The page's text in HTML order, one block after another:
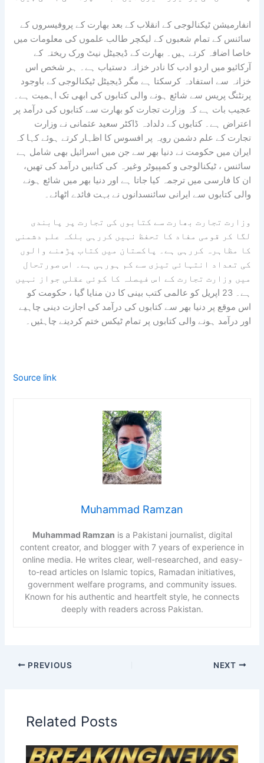
انفارمیشن ٹیکنالوجی کے انقلاب کے بعد بھارت کے پروفیسروں کے
سائنس کے تمام شعبوں کے لیکچر طالب علموں کی معلومات میں
خاصا اضافہ کرتے ہیں۔ بھارت کے ڈیجیٹل نیٹ ورک ریختہ کے
آرکائیو میں اردو ادب کا نادر خزانہ دستیاب ہے۔ ہر شخص اس
خزانہ سے استفادہ کرسکتا ہے مگر ڈیجیٹل ٹیکنالوجی کے باوجود
پرنٹنگ پریس سے شائع ہونے والی کتابوں کی ابھی تک اہمیت ہے۔
عجیب بات ہے کہ وزارت تجارت کو بھارت سے کتابوں کی درآمد پر
اعتراض ہے۔ کتابوں کے دلدادہ ڈاکٹر سعید عثمانی نے وزارت
تجارت کے علم دشمن رویہ پر افسوس کا اظہار کرتے ہوئے کہا کہ
ایران میں حکومت نے دنیا بھر سے جن میں اسرائیل بھی شامل ہے
سائنس ، ٹیکنالوجی و کمپیوٹر وغیرہ کی کتابیں درآمد کی تھیں،
ان کا فارسی میں ترجمہ کیا جاتا ہے اور دنیا بھر میں شائع ہونے
والی کتابوں سے ایرانی سائنسدانوں نے بہت فائدے اٹھائے۔
لگا کر قومی مفاد کا تحفظ نہیں کررہی بلکہ علم دشمنی
کا مظاہرہ کررہی ہے۔ پاکستان میں کتاب پڑھنے والوں
کی تعداد انتہائی تیزی سے کم ہورہی ہے۔ اس صورتحال
میں وزارت تجارت کے اس فیصلہ کا کوئی عقلی جواز نہیں
ہے۔ 23 اپریل کو عالمی کتب بینی کا دن منایا گیا ، حکومت کو
اس موقع پر دنیا بھر سے کتابوں کی درآمد کی اجازت دینی چاہیے
اور درآمد ہونے والی کتابوں پر تمام ٹیکس ختم کردینے چاہئیں۔
Source link
Muhammad Ramzan
Muhammad Ramzan is a Pakistani journalist, digital
content creator, and blogger with 7 years of experience in
online media. He writes clear, well-researched, and easy-
to-read articles on Islamic topics, Ramadan initiatives,
government welfare programs, and community issues.
Known for his authentic and heartfelt style, he connects
deeply with readers across Pakistan.
PREVIOUS NEXT
Related Posts